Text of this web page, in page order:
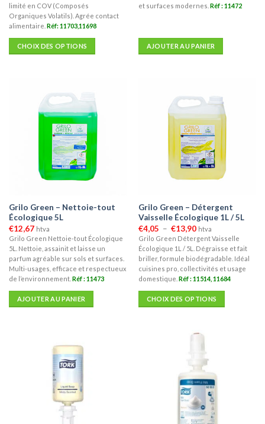
limité en COV (Composés
Organiques Volatils). Agrée contact
alimentaire. Réf: 11703,11698
CHOIX DES OPTIONS
variations.
page
du
produit
et surfaces modernes. Réf : 11472
AJOUTER AU PANIER
Grilo Green – Nettoie-tout
Écologique 5L
€12,67 htva
Grilo Green Nettoie-tout Écologique
5L. Nettoie, assainit et laisse un
parfum agréable sur sols et surfaces.
Multi-usages, efficace et respectueux
de l’environnement. Réf : 11473
AJOUTER AU PANIER
Grilo Green – Détergent
Vaisselle Écologique 1L / 5L
€4,05 – €13,90Plage
de
prix :
€4,05
à
€13,90
htva
Grilo Green Détergent Vaisselle
Écologique 1L / 5L. Dégraisse et fait
briller, formule biodégradable. Idéal
cuisines pro, collectivités et usage
domestique. Réf : 11514, 11684
CHOIX DES OPTIONS